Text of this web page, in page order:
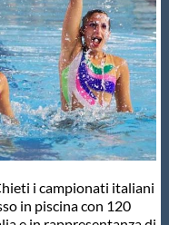
i campionati italiani
in piscina con 120